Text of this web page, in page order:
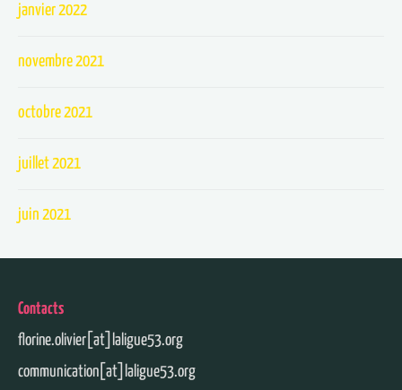
janvier 2022
novembre 2021
octobre 2021
juillet 2021
juin 2021
Contacts
florine.olivier[at]laligue53.org
communication[at]laligue53.org